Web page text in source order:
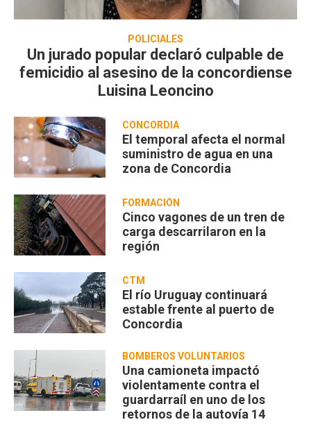
POLICIALES
Un jurado popular declaró culpable de
femicidio al asesino de la concordiense
Luisina Leoncino
CONCORDIA
El temporal afecta el normal
suministro de agua en una
zona de Concordia
FORMACIÓN
Cinco vagones de un tren de
carga descarrilaron en la
región
CTM
El río Uruguay continuará
estable frente al puerto de
Concordia
BOMBEROS VOLUNTARIOS
Una camioneta impactó
violentamente contra el
guardarraíl en uno de los
retornos de la autovía 14